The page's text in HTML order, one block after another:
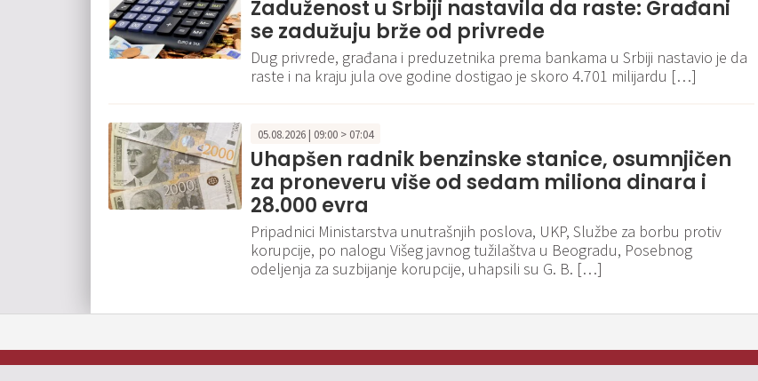
Zaduženost u Srbiji nastavila da raste: Građani
se zadužuju brže od privrede
Dug privrede, građana i preduzetnika prema bankama u Srbiji nastavio je da
raste i na kraju jula ove godine dostigao je skoro 4.701 milijardu […]
05.08.2026 | 09:00 > 07:04
Uhapšen radnik benzinske stanice, osumnjičen
za proneveru više od sedam miliona dinara i
28.000 evra
Pripadnici Ministarstva unutrašnjih poslova, UKP, Službe za borbu protiv
korupcije, po nalogu Višeg javnog tužilaštva u Beogradu, Posebnog
odeljenja za suzbijanje korupcije, uhapsili su G. B. […]